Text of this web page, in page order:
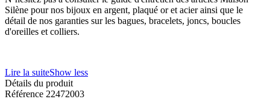
Silène pour nos bijoux en argent, plaqué or et acier ainsi que le
détail de nos garanties sur les bagues, bracelets, joncs, boucles
d'oreilles et colliers.
Lire la suiteShow less
Détails du produit
Référence 22472003